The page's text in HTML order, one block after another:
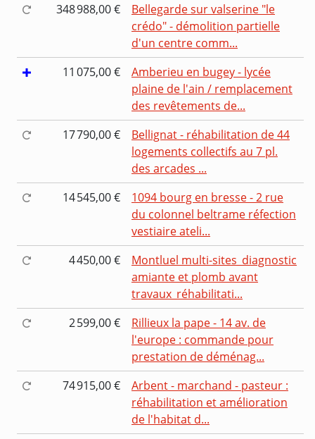
348 988,00 €
Bellegarde sur valserine "le
crédo" - démolition partielle
d'un centre comm...
11 075,00 €
Amberieu en bugey - lycée
plaine de l'ain / remplacement
des revêtements de...
17 790,00 €
Bellignat - réhabilitation de 44
logements collectifs au 7 pl.
des arcades ...
14 545,00 €
1094 bourg en bresse - 2 rue
du colonnel beltrame réfection
vestiaire ateli...
4 450,00 €
Montluel multi-sites_diagnostic
amiante et plomb avant
travaux_réhabilitati...
2 599,00 €
Rillieux la pape - 14 av. de
l'europe : commande pour
prestation de déménag...
74 915,00 €
Arbent - marchand - pasteur :
réhabilitation et amélioration
de l'habitat d...